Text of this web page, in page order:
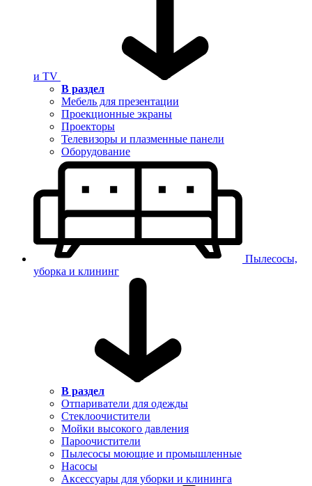
и TV
В раздел
Мебель для презентации
Проекционные экраны
Проекторы
Телевизоры и плазменные панели
Оборудование
Пылесосы,
уборка и клининг
В раздел
Отпариватели для одежды
Стеклоочистители
Мойки высокого давления
Пароочистители
Пылесосы моющие и промышленные
Насосы
Аксессуары для уборки и клининга